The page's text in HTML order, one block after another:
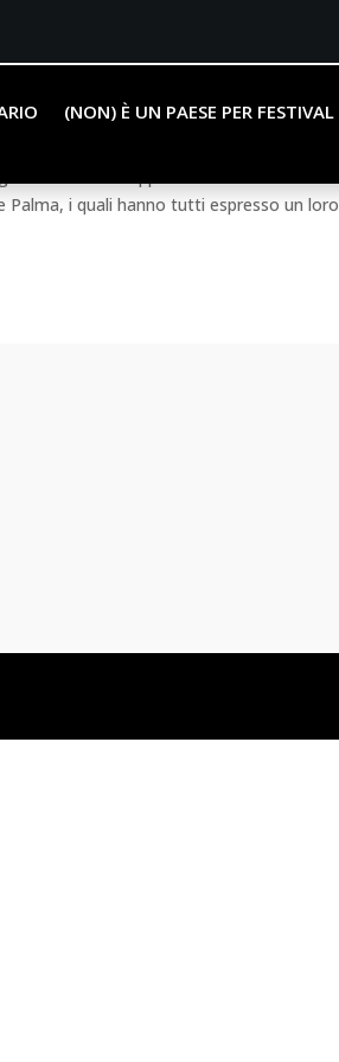
(NON) È UN PAESE PER FESTIVAL
i generi
Palma, i quali hanno tutti espresso un loro